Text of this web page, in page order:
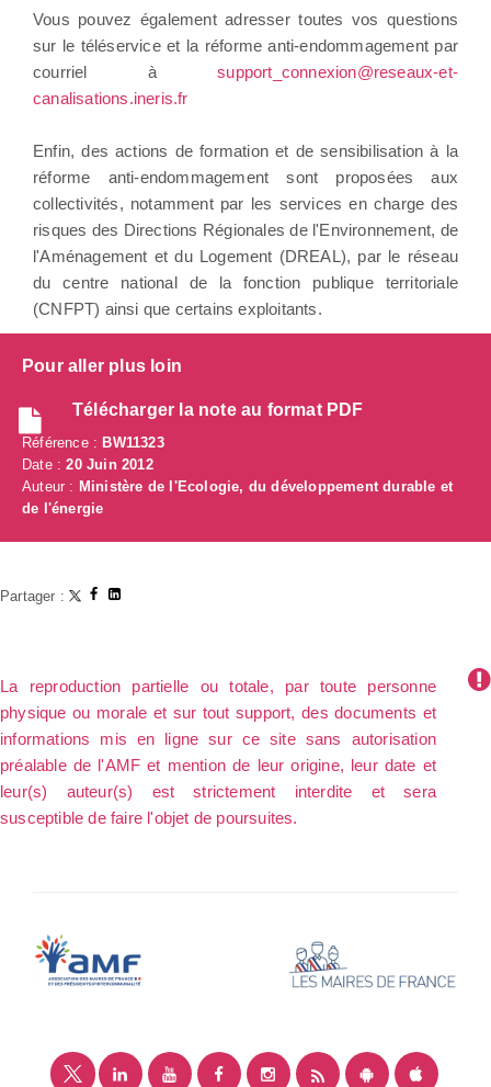
Vous pouvez également adresser toutes vos questions
sur le téléservice et la réforme anti-endommagement par
courriel àsupport_connexion@reseaux-et-
canalisations.ineris.fr
Enfin, des actions de formation et de sensibilisation à la
réforme anti-endommagement sont proposées aux
collectivités, notamment par les services en charge des
risques des Directions Régionales de l'Environnement, de
l'Aménagement et du Logement (DREAL), par le réseau
du centre national de la fonction publique territoriale
(CNFPT) ainsi que certains exploitants.
Pour aller plus loin
Télécharger la note au format PDF
Référence :BW11323
Date :20 Juin 2012
Auteur : Ministère de l'Ecologie, du développement durable et
de l'énergie
Partager :
La reproduction partielle ou totale, par toute personne
physique ou morale et sur tout support, des documents et
informations mis en ligne sur ce site sans autorisation
préalable de l'AMF et mention de leur origine, leur date et
leur(s) auteur(s) est strictement interdite et sera
susceptible de faire l'objet de poursuites.